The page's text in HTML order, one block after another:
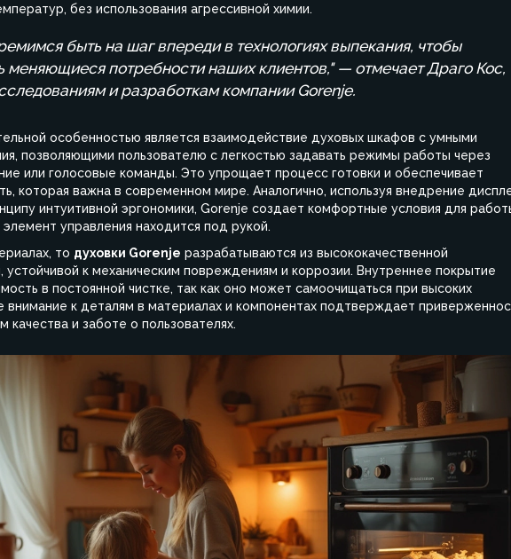
без использования агрессивной химии.
быть на шаг впереди в технологиях выпекания, чтобы
меняющиеся потребности наших клиентов," — отмечает Драго Кос,
и разработкам компании Gorenje.
особенностью является взаимодействие духовых шкафов с умными
позволяющими пользователю с легкостью задавать режимы работы через
или голосовые команды. Это упрощает процесс готовки и обеспечивает
которая важна в современном мире. Аналогично, используя внедрение
интуитивной эргономики, Gorenje создает комфортные условия для
управления находится под рукой.
то духовки Gorenje разрабатываются из высококачественной
к механическим повреждениям и коррозии. Внутреннее покрытие
в постоянной чистке, так как оно может самоочищаться при высоких
внимание к деталям в материалах и компонентах подтверждает
качества и заботе о пользователях.